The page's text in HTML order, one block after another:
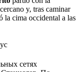
y, tras caminar
la cima occidental a las
сетях